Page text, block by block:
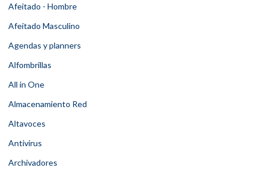
Afeitado - Hombre
Afeitado Masculino
Agendas y planners
Alfombrillas
All in One
Almacenamiento Red
Altavoces
Antivirus
Archivadores